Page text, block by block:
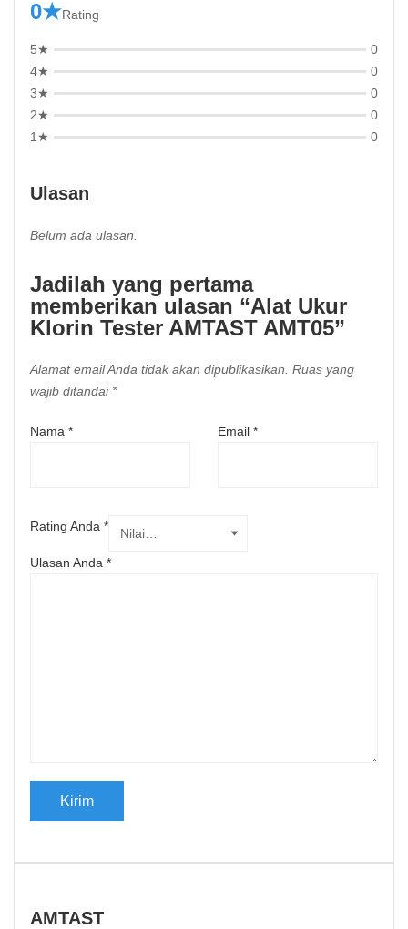
0★Rating
5★
0
4★
0
3★
0
2★
0
1★
0
Ulasan
Belum ada ulasan.
Jadilah yang pertama
memberikan ulasan “Alat Ukur
Klorin Tester AMTAST AMT05”
Alamat email Anda tidak akan dipublikasikan. Ruas yang
wajib ditandai *
Nama * Email *
Rating Anda *
Ulasan Anda *
AMTAST